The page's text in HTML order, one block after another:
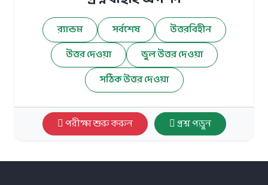
র‍্যান্ডম সর্বশেষ
উত্তরবিহীন
উত্তর দেওয়া
ভুল উত্তর দেওয়া
সঠিক উত্তর দেওয়া
পরীক্ষা শুরু করুন প্রশ্ন পড়ুন